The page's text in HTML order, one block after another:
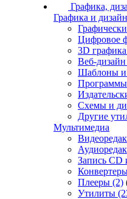
Графика,
Графика и дизайн
Цифровое
3D графика
Веб-дизайн
Шаблоны и
Программы
Схемы и
Другие
Мультимедиа
Запись CD
Плееры (2)
Утилиты